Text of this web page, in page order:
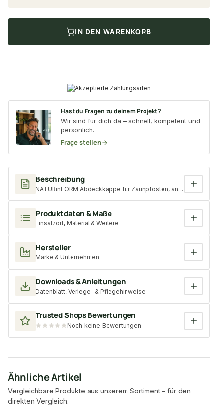
Beschreibung
NATURinFORM Abdeckkappe für Zaunpfosten, anthrazit,
Produktdaten & Maße
Einsatzort, Material & Weitere
Hersteller
Marke & Unternehmen
Downloads & Anleitungen
Datenblatt, Verlege- & Pflegehinweise
Trusted Shops Bewertungen
Noch keine Bewertungen
IN DEN WARENKORB
Hast du Fragen zu deinem Projekt?
Wir sind für dich da – schnell, kompetent und
persönlich.
Frage stellen
Ähnliche Artikel
Vergleichbare Produkte aus unserem Sortiment – für den
direkten Vergleich.